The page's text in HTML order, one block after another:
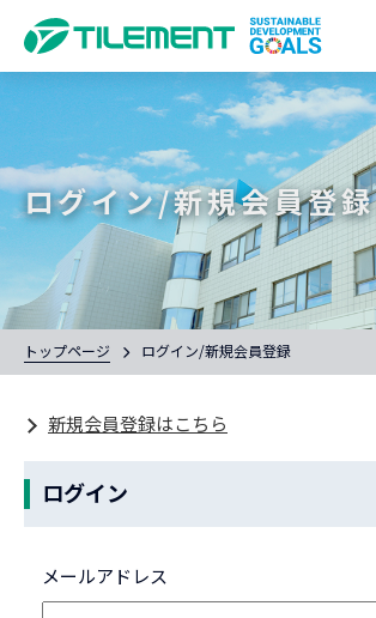
ログイン/新規会員登録
トップページ ログイン/新規会員登録
新規会員登録はこちら
ログイン
メールアドレス